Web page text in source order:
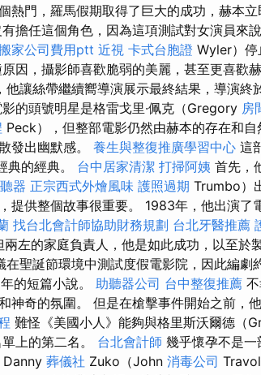
熱門，羅馬假期取得了巨大的成功，赫本立
擔任這個角色，因為這項測試對女演員來
家公司費用ptt 近視 卡式台胞證 Wyler）停
因，攝影師喜歡脆弱的美麗，甚至更喜歡
他讓絲帶繼續嚮導演展示最終結果，導演終
的頭號明星是格雷戈里·佩克（Gregory 房
Peck），但整部電影仍然由赫本的存在和
發出幽默感。 養生與整復推廣學習中心 這
典的經典。 台中居家清潔 打掃阿姨 首先，
器 正宗西式外燴風味 護照過期 Trumbo）
提供整個故事很重要。 1983年，他出演了
找台北會計師協助財務規劃 台北牙醫推薦
左的家庭負責人，他是如此成功，以至於
在聖誕節環境中測試度假電影院，因此編劇
的短篇小說。 助聽器公司 台中整復推薦
神奇的氛圍。 但是在槍擊事件開始之前，
難怪《美國小人》能夠與格里斯沃爾德（
上的第二名。 台北會計師 幾乎懷孕不是
Danny 葬儀社 Zuko（John 消毒公司